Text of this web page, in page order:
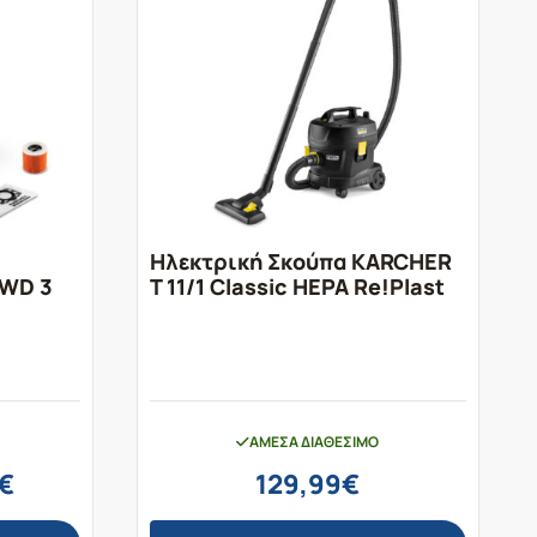
3
Η
τιμή
Ηλεκτρική Σκούπα KARCHER
T 11/1 Classic HEPA Re!Plast
ΆΜΕΣΑ ΔΙΑΘΈΣΙΜΟ
129,99€